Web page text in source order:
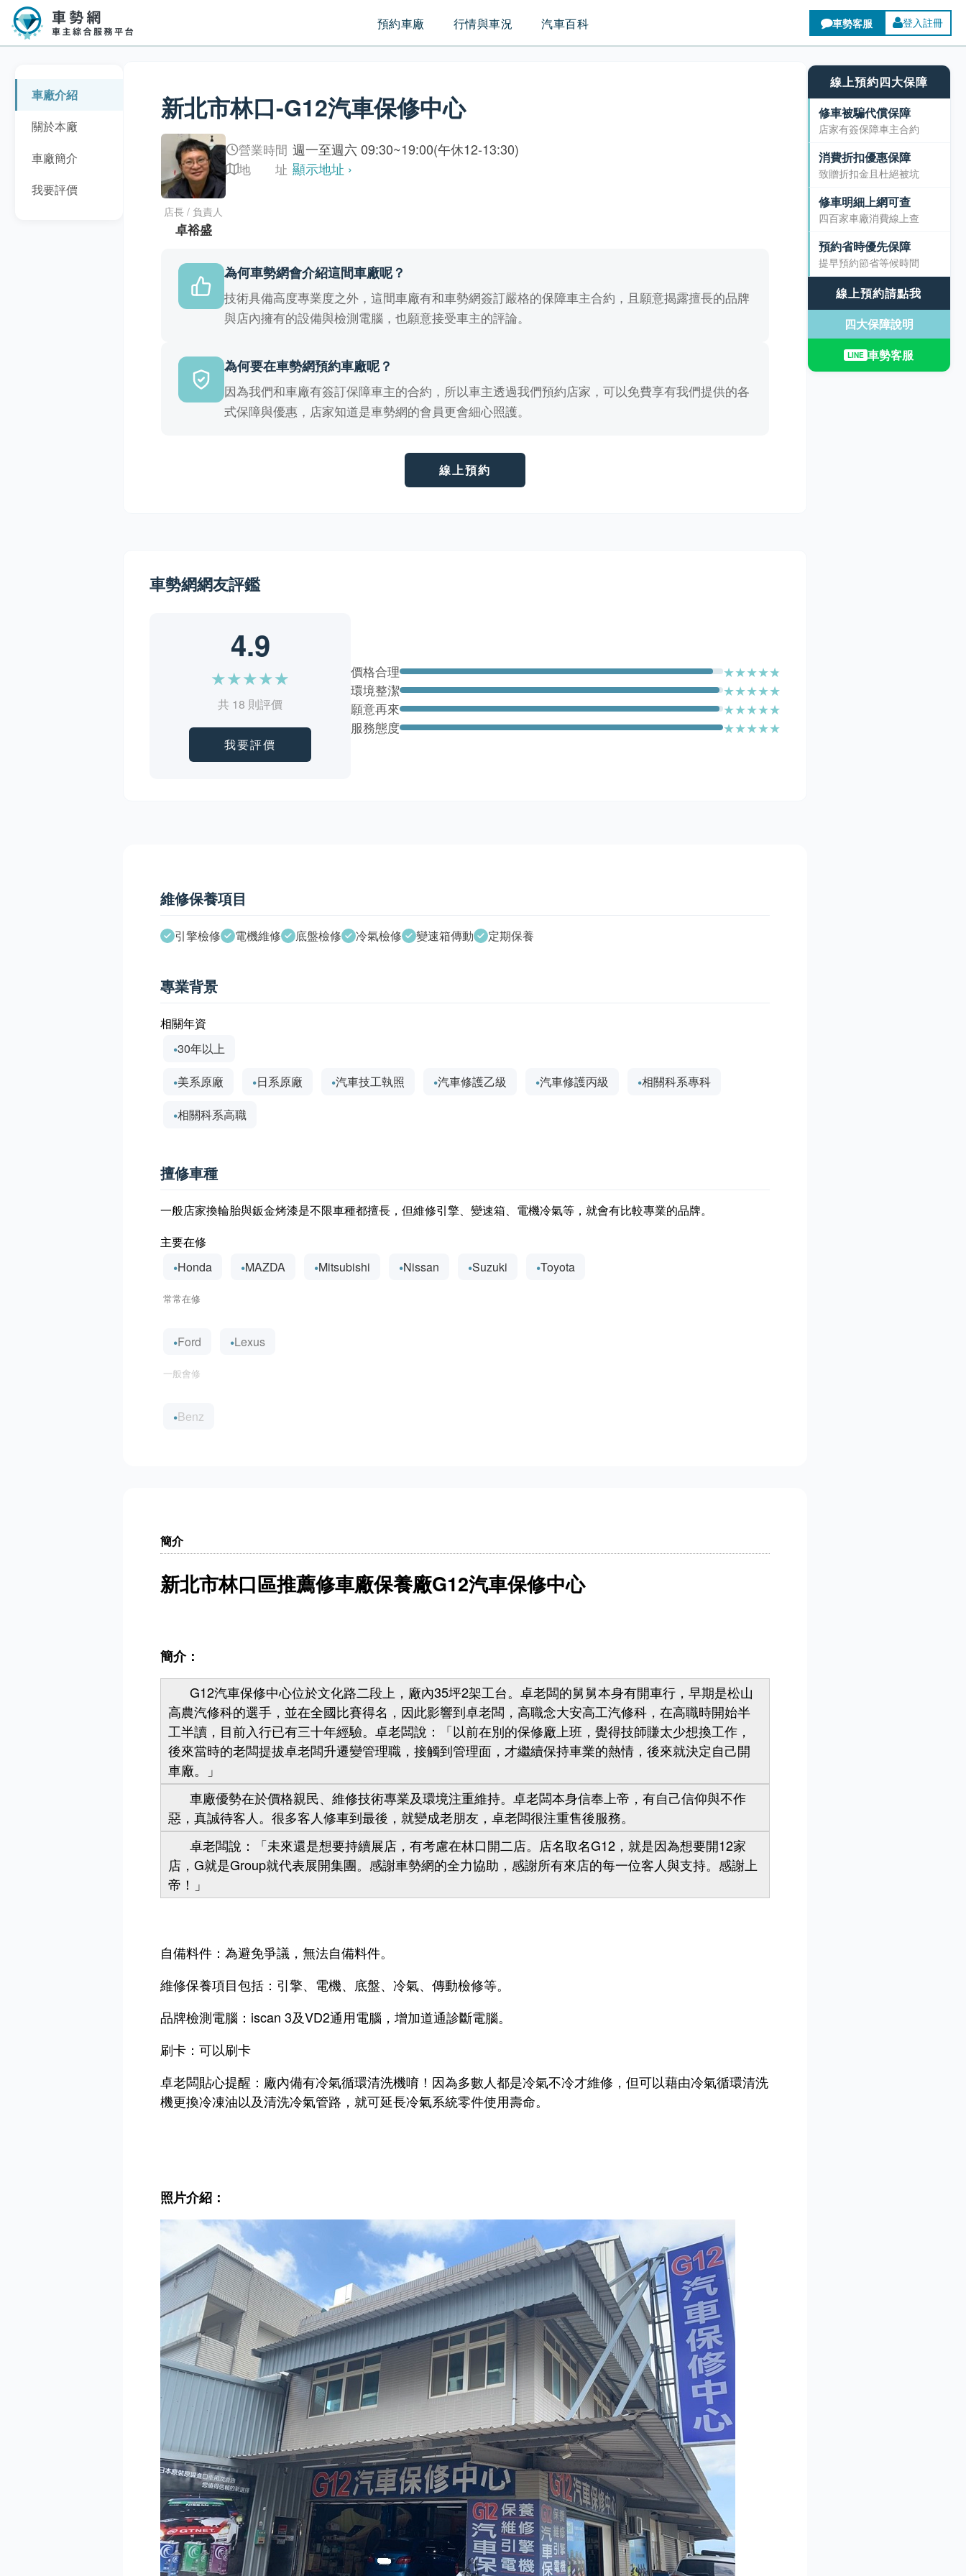
登入註冊
預約車廠 行情與車況 汽車百科
車廠介紹
關於本廠
車廠簡介
我要評價
新北市林口-G12汽車保修中心
店長 / 負責人
卓裕盛
營業時間 週一至週六 09:30~19:00(午休12-13:30)
地 址 顯示地址 ›
為何車勢網會介紹這間車廠呢？
技術具備高度專業度之外，這間車廠有和車勢網簽訂嚴格的保障車主合約，且願意揭露擅長的品牌
與店內擁有的設備與檢測電腦，也願意接受車主的評論。
為何要在車勢網預約車廠呢？
因為我們和車廠有簽訂保障車主的合約，所以車主透過我們預約店家，可以免費享有我們提供的各
式保障與優惠，店家知道是車勢網的會員更會細心照護。
線上預約
車勢網網友評鑑
4.9
★★★★★
共 18 則評價
我要評價
價格合理 ★★★★★
環境整潔 ★★★★★
願意再來 ★★★★★
服務態度 ★★★★★
維修保養項目
引擎檢修 電機維修 底盤檢修 冷氣檢修 變速箱傳動 定期保養
專業背景
相關年資
30年以上
美系原廠
日系原廠 汽車技工執照 汽車修護乙級 汽車修護丙級
相關科系專科
相關科系高職
擅修車種
一般店家換輪胎與鈑金烤漆是不限車種都擅長，但維修引擎、變速箱、電機冷氣等，就會有比較專業的品牌。
主要在修
Honda
MAZDA Mitsubishi Nissan Suzuki Toyota
常常在修
Ford Lexus
一般會修
Benz
簡介
新北市林口區推薦修車廠保養廠G12汽車保修中心
簡介：
G12汽車保修中心位於文化路二段上，廠內35坪2架工台。卓老闆的舅舅本身有開車行，早期是松山
高農汽修科的選手，並在全國比賽得名，因此影響到卓老闆，高職念大安高工汽修科，在高職時開始半
工半讀，目前入行已有三十年經驗。卓老闆說：「以前在別的保修廠上班，覺得技師賺太少想換工作，
後來當時的老闆提拔卓老闆升遷變管理職，接觸到管理面，才繼續保持車業的熱情，後來就決定自己開
車廠。」
車廠優勢在於價格親民、維修技術專業及環境注重維持。卓老闆本身信奉上帝，有自己信仰與不作
惡，真誠待客人。很多客人修車到最後，就變成老朋友，卓老闆很注重售後服務。
卓老闆說：「未來還是想要持續展店，有考慮在林口開二店。店名取名G12，就是因為想要開12家
店，G就是Group就代表展開集團。感謝車勢網的全力協助，感謝所有來店的每一位客人與支持。感謝上
帝！」
自備料件：為避免爭議，無法自備料件。
維修保養項目包括：引擎、電機、底盤、冷氣、傳動檢修等。
品牌檢測電腦：iscan 3及VD2通用電腦，增加道通診斷電腦。
刷卡：可以刷卡
卓老闆貼心提醒：廠內備有冷氣循環清洗機唷！因為多數人都是冷氣不冷才維修，但可以藉由冷氣循環清洗
機更換冷凍油以及清洗冷氣管路，就可延長冷氣系統零件使用壽命。
照片介紹：
線上預約四大保障
修車被騙代償保障
店家有簽保障車主合約
消費折扣優惠保障
致贈折扣金且杜絕被坑
修車明細上網可查
四百家車廠消費線上查
預約省時優先保障
提早預約節省等候時間
線上預約請點我
四大保障說明
LINE 車勢客服